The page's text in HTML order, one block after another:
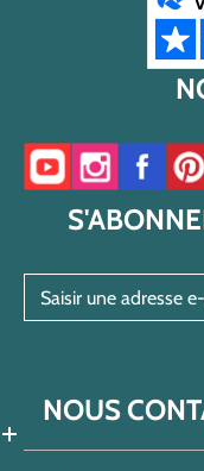
Accéder à notre
Accéder à
NOUS